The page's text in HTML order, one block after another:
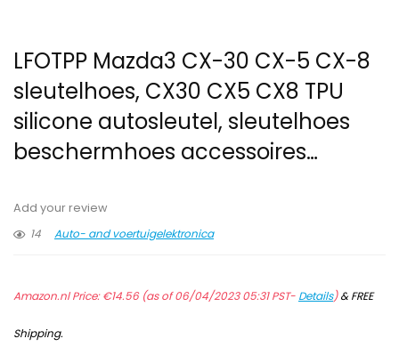
LFOTPP Mazda3 CX-30 CX-5 CX-8
sleutelhoes, CX30 CX5 CX8 TPU
silicone autosleutel, sleutelhoes
beschermhoes accessoires…
Add your review
14
Auto- and voertuigelektronica
Amazon.nl Price:€14.56(as of 06/04/2023 05:31 PST- Details)&FREE
Shipping.